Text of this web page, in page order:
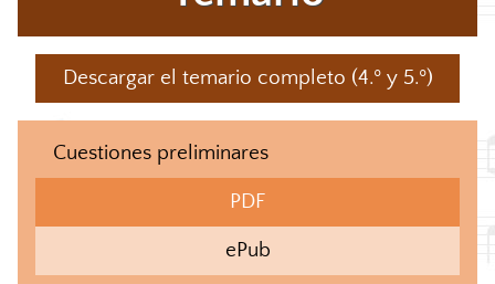
Descargar el temario completo (4.º y 5.º)
Cuestiones preliminares
PDF
ePub